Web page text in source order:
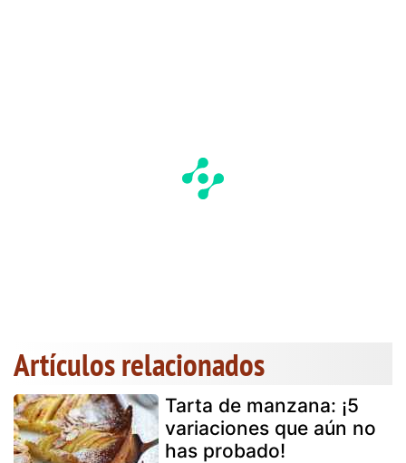
Artículos relacionados
Tarta de manzana: ¡5
variaciones que aún no
has probado!